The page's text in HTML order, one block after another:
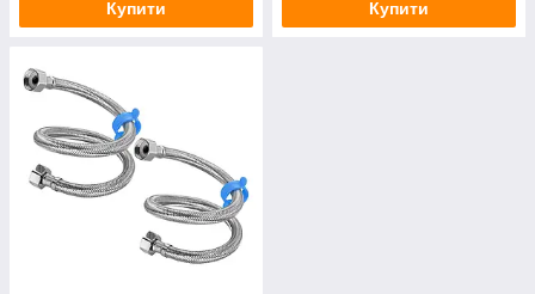
Купити Купити